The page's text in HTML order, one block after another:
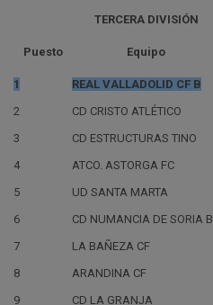
TERCERA DIVISIÓN
Puesto Equipo
1 REAL VALLADOLID CF B
2
CD CRISTO ATLÉTICO
3
CD ESTRUCTURAS TINO
4
ATCO. ASTORGA FC
5
UD SANTA MARTA
6
CD NUMANCIA DE SORIA B
7
LA BAÑEZA CF
8
ARANDINA CF
9
CD LA GRANJA